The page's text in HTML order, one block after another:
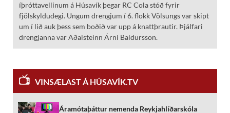
íþróttavellinum á Húsavík þegar RC Cola stóð fyrir
fjölskyldudegi. Ungum drengjum í 6. flokk Völsungs var skipt
um í lið auk þess sem boðið var upp á knattþrautir. Þjálfari
drengjanna var Aðalsteinn Árni Baldursson.
VINSÆLAST Á HÚSAVÍK.TV
Áramótaþáttur nemenda Reykjahlíðarskóla